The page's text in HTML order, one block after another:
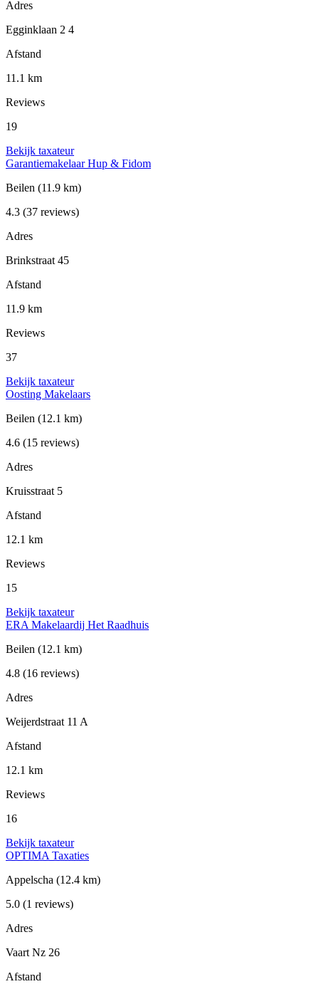
Adres
Egginklaan 2 4
Afstand
11.1 km
Reviews
19
Bekijk taxateur
Garantiemakelaar Hup & Fidom
Beilen (11.9 km)
4.3 (37 reviews)
Adres
Brinkstraat 45
Afstand
11.9 km
Reviews
37
Bekijk taxateur
Oosting Makelaars
Beilen (12.1 km)
4.6 (15 reviews)
Adres
Kruisstraat 5
Afstand
12.1 km
Reviews
15
Bekijk taxateur
ERA Makelaardij Het Raadhuis
Beilen (12.1 km)
4.8 (16 reviews)
Adres
Weijerdstraat 11 A
Afstand
12.1 km
Reviews
16
Bekijk taxateur
OPTIMA Taxaties
Appelscha (12.4 km)
5.0 (1 reviews)
Adres
Vaart Nz 26
Afstand